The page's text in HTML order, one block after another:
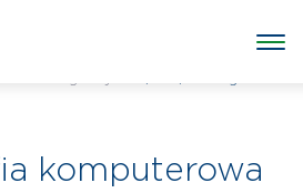
komputerowa